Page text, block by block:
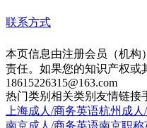
联系方式
本页信息由注册会员（机构
责任。如果您的知识产权或
18615226315@163.com
热门类别 相关类别 友情链接
上海成人/商务英语杭州成人